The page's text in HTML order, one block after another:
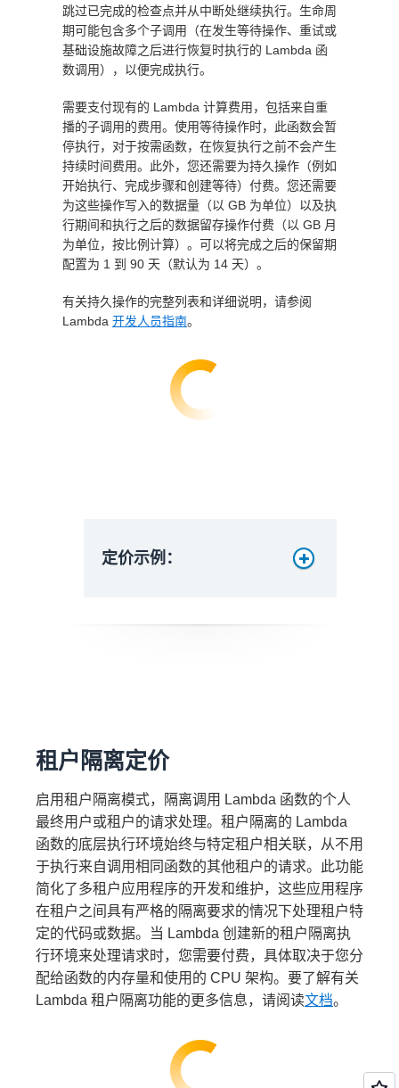
计算费用
跳过已完成的检查点并从中断处继续执行。生命周
期可能包含多个子调用（在发生等待操作、重试或
基础设施故障之后进行恢复时执行的 Lambda 函
数调用），以便完成执行。
需要支付现有的 Lambda 计算费用，包括来自重
播的子调用的费用。使用等待操作时，此函数会暂
停执行，对于按需函数，在恢复执行之前不会产生
持续时间费用。此外，您还需要为持久操作（例如
开始执行、完成步骤和创建等待）付费。您还需要
为这些操作写入的数据量（以 GB 为单位）以及执
行期间和执行之后的数据留存操作付费（以 GB 月
为单位，按比例计算）。可以将完成之后的保留期
配置为 1 到 90 天（默认为 14 天）。
有关持久操作的完整列表和详细说明，请参阅
Lambda 开发人员指南。
定价示例：
租户隔离定价
启用租户隔离模式，隔离调用 Lambda 函数的个人
最终用户或租户的请求处理。租户隔离的 Lambda
函数的底层执行环境始终与特定租户相关联，从不用
于执行来自调用相同函数的其他租户的请求。此功能
简化了多租户应用程序的开发和维护，这些应用程序
在租户之间具有严格的隔离要求的情况下处理租户特
定的代码或数据。当 Lambda 创建新的租户隔离执
行环境来处理请求时，您需要付费，具体取决于您分
配给函数的内存量和使用的 CPU 架构。要了解有关
Lambda 租户隔离功能的更多信息，请阅读文档。